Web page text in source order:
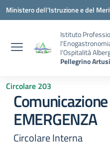
Vai ai contenuti
Vai al menu di navigazione
Vai al footer
Ministero dell'Istruzione e del
Istituto
l'Ospitalità
Pellegrino Artusi
Circolare 203
EMERGENZA
Circolare Interna